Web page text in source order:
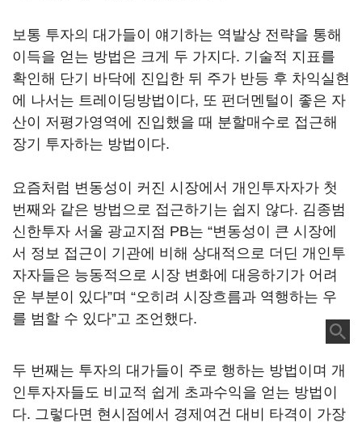
보통 투자의 대가들이 얘기하는 역발상 전략을 통해
이득을 얻는 방법은 크게 두 가지다. 기술적 지표를
확인해 단기 바닥에 진입한 뒤 주가 반등 후 차익실현
에 나서는 트레이딩방법이다, 또 펀더멘털이 좋은 자
산이 저평가영역에 진입했을 때 분할매수로 접근해
장기 투자하는 방법이다.
요즘처럼 변동성이 커진 시장에서 개인투자자가 첫
번째와 같은 방법으로 접근하기는 쉽지 않다. 김종범
신한투자 서울 광교지점 PB는 “변동성이 큰 시장에
서 정보 접근이 기관에 비해 상대적으로 더딘 개인투
자자들은 능동적으로 시장 변화에 대응하기가 어려
운 부분이 있다”며 “오히려 시장흐름과 역행하는 우
를 범할 수 있다”고 조언했다.
두 번째는 투자의 대가들이 주로 행하는 방법이며 개
인투자자들도 비교적 쉽게 초과수익을 얻는 방법이
다. 그렇다면 현시점에서 경제여건 대비 타격이 가장